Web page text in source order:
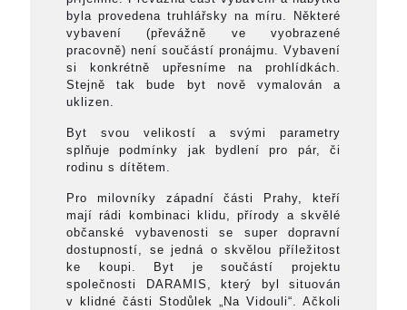
byla provedena truhlářsky na míru. Některé
vybavení (převážně ve vyobrazené
pracovně) není součástí pronájmu. Vybavení
si konkrétně upřesníme na prohlídkách.
Stejně tak bude byt nově vymalován a
uklizen.
Byt svou velikostí a svými parametry
splňuje podmínky jak bydlení pro pár, či
rodinu s dítětem.
Pro milovníky západní části Prahy, kteří
mají rádi kombinaci klidu, přírody a skvělé
občanské vybavenosti se super dopravní
dostupností, se jedná o skvělou příležitost
ke koupi. Byt je součástí projektu
společnosti DARAMIS, který byl situován
v klidné části Stodůlek „Na Vidouli“. Ačkoli